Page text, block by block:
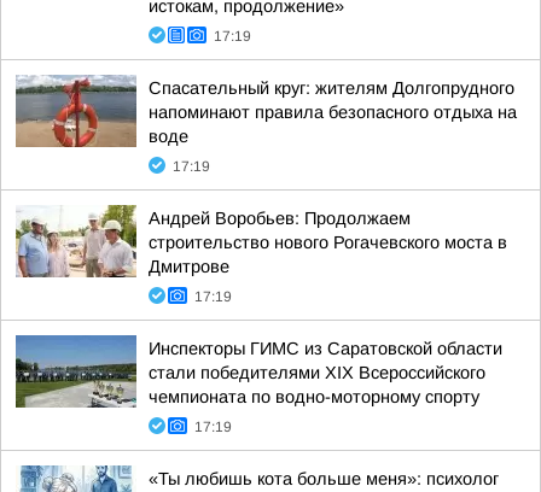
истокам, продолжение»
17:19
Спасательный круг: жителям Долгопрудного
напоминают правила безопасного отдыха на
воде
17:19
Андрей Воробьев: Продолжаем
строительство нового Рогачевского моста в
Дмитрове
17:19
Инспекторы ГИМС из Саратовской области
стали победителями XIX Всероссийского
чемпионата по водно-моторному спорту
17:19
«Ты любишь кота больше меня»: психолог